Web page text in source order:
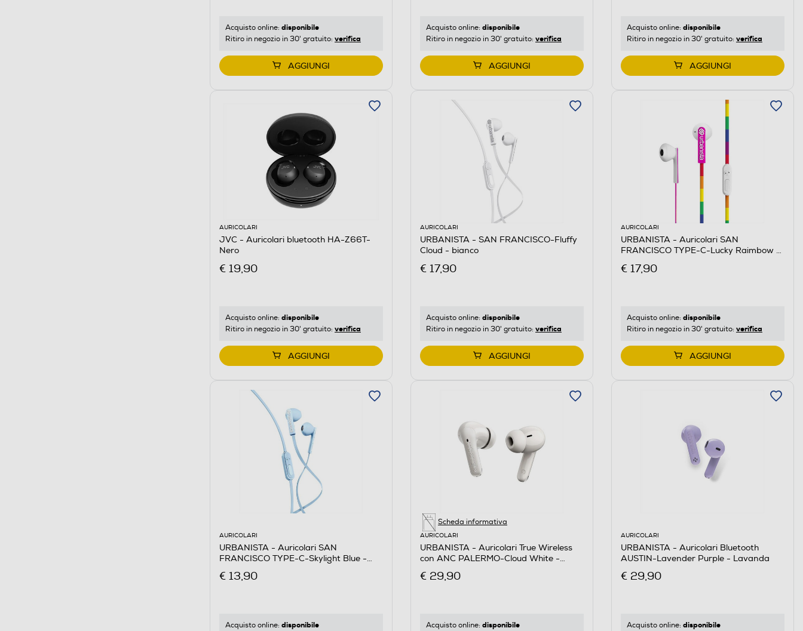
Acquisto online: disponibile
Ritiro in negozio in 30' gratuito: verifica
AGGIUNGI
Acquisto online: disponibile
Ritiro in negozio in 30' gratuito: verifica
AGGIUNGI
Acquisto online: disponibile
Ritiro in negozio in 30' gratuito: verifica
AGGIUNGI
AURICOLARI
JVC - Auricolari bluetooth HA-Z66T-
Nero
€ 19,90
Acquisto online: disponibile
Ritiro in negozio in 30' gratuito: verifica
AGGIUNGI
AURICOLARI
URBANISTA - SAN FRANCISCO-Fluffy
Cloud - bianco
€ 17,90
Acquisto online: disponibile
Ritiro in negozio in 30' gratuito: verifica
AGGIUNGI
AURICOLARI
URBANISTA - Auricolari SAN
FRANCISCO TYPE-C-Lucky Raimbow -
€ 17,90
Acquisto online: disponibile
Ritiro in negozio in 30' gratuito: verifica
AGGIUNGI
AURICOLARI
URBANISTA - Auricolari SAN
FRANCISCO TYPE-C-Skylight Blue -
€ 13,90
Acquisto online: disponibile
Scheda informativa
AURICOLARI
URBANISTA - Auricolari True Wireless
con ANC PALERMO-Cloud White -
€ 29,90
Acquisto online: disponibile
AURICOLARI
URBANISTA - Auricolari Bluetooth
AUSTIN-Lavender Purple - Lavanda
€ 29,90
Acquisto online: disponibile